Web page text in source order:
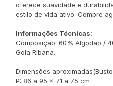
oferece suavidade e
estilo de vida ativo. Compre
Informações Técnicas:
Composição: 60% Algodão /
Gola Ribana.
Dimensões
P: 86 a 95 x 71 a 75 cm